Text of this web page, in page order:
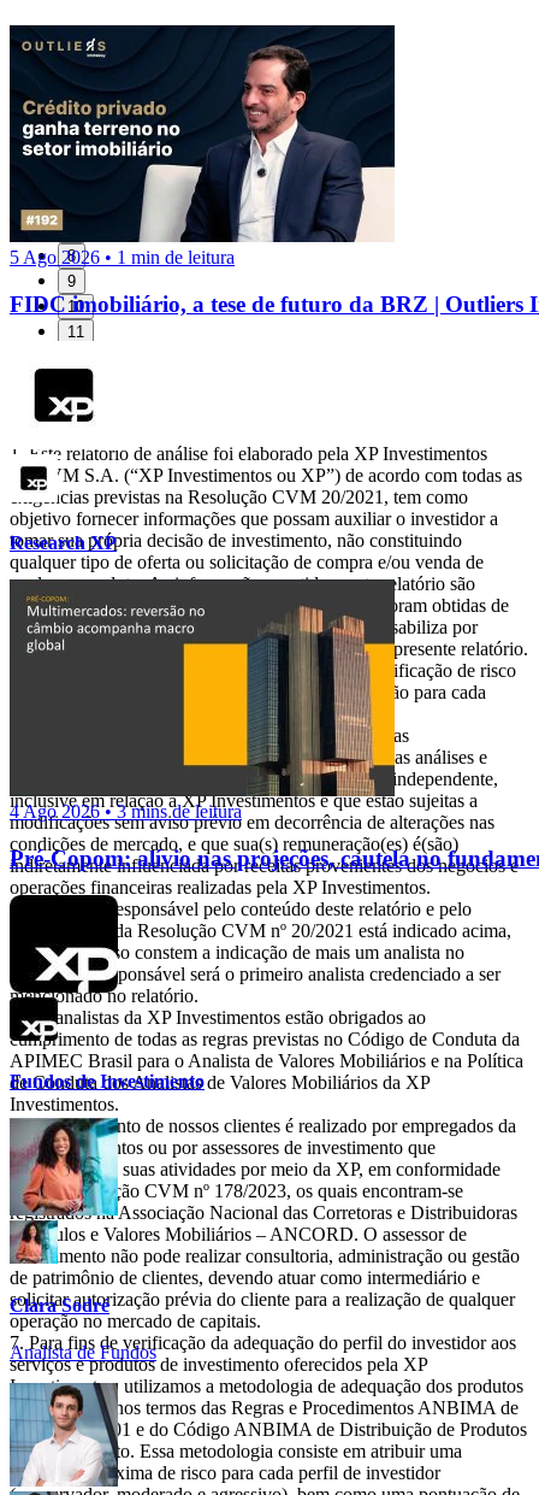
5 Ago 2026 • 1 min de leitura
FIDC imobiliário, a tese de futuro da BRZ | Outliers
Research XP
4 Ago 2026 • 3 mins de leitura
Pré-Copom: alívio nas projeções, cautela no
Fundos de Investimento
Clara Sodré
Analista de Fundos
1
2
3
4
8
9
10
11
Disclaimer:
Este relatório de análise foi elaborado pela XP Investimentos
CCTVM S.A. (“XP Investimentos ou XP”) de acordo com todas as
exigências previstas na Resolução CVM 20/2021, tem como
objetivo fornecer informações que possam auxiliar o investidor a
tomar sua própria decisão de investimento, não constituindo
qualquer tipo de oferta ou solicitação de compra e/ou venda de
qualquer produto. As informações contidas neste relatório são
consideradas válidas na data de sua divulgação e foram obtidas de
fontes públicas. A XP Investimentos não se responsabiliza por
qualquer decisão tomada pelo cliente com base no presente relatório.
Este relatório foi elaborado considerando a classificação de risco
dos produtos de modo a gerar resultados de alocação para cada
O(s) signatário(s) deste relatório declara(m) que as
recomendações refletem única e exclusivamente suas análises e
opiniões pessoais, que foram produzidas de forma independente,
inclusive em relação à XP Investimentos e que estão sujeitas a
modificações sem aviso prévio em decorrência de alterações nas
condições de mercado, e que sua(s) remuneração(es) é(são)
indiretamente influenciada por receitas provenientes dos negócios e
operações financeiras realizadas pela XP Investimentos.
O analista responsável pelo conteúdo deste relatório e pelo
cumprimento da Resolução CVM nº 20/2021 está indicado acima,
sendo que, caso constem a indicação de mais um analista no
relatório, o responsável será o primeiro analista credenciado a ser
mencionado no relatório.
Os analistas da XP Investimentos estão obrigados ao
cumprimento de todas as regras previstas no Código de Conduta da
APIMEC Brasil para o Analista de Valores Mobiliários e na Política
de Conduta dos Analistas de Valores Mobiliários da XP
Investimentos.
O atendimento de nossos clientes é realizado por empregados da
XP Investimentos ou por assessores de investimento que
desempenham suas atividades por meio da XP, em conformidade
com a Resolução CVM nº 178/2023, os quais encontram-se
registrados na Associação Nacional das Corretoras e Distribuidoras
de Títulos e Valores Mobiliários – ANCORD. O assessor de
investimento não pode realizar consultoria, administração ou gestão
de patrimônio de clientes, devendo atuar como intermediário e
solicitar autorização prévia do cliente para a realização de qualquer
operação no mercado de capitais.
Para fins de verificação da adequação do perfil do investidor aos
serviços e produtos de investimento oferecidos pela XP
Investimentos, utilizamos a metodologia de adequação dos produtos
por portfólio, nos termos das Regras e Procedimentos ANBIMA de
Suitability nº 01 e do Código ANBIMA de Distribuição de Produtos
de Investimento. Essa metodologia consiste em atribuir uma
pontuação máxima de risco para cada perfil de investidor